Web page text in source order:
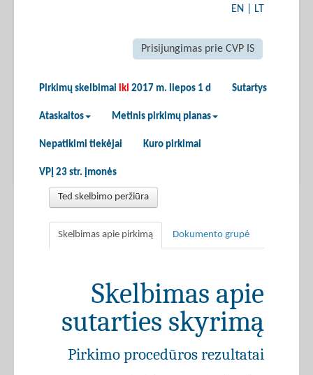
EN LT
Prisijungimas prie CVP IS
Pirkimų skelbimai iki 2017 m. liepos 1 d Sutartys
Ataskaitos Metinis pirkimų planas
Nepatikimi tiekėjai Kuro pirkimai
VPĮ 23 str. įmonės
Ted skelbimo peržiūra
Skelbimas apie pirkimą Dokumento grupė
Skelbimas apie
sutarties skyrimą
Pirkimo procedūros rezultatai